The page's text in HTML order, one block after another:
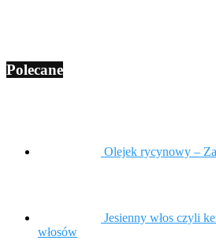
Polecane
Olejek rycynowy –
Jesienny włos czyli
włosów